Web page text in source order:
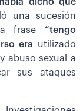
una sucesión
frase “tengo
era utilizado
abuso sexual a
sus ataques